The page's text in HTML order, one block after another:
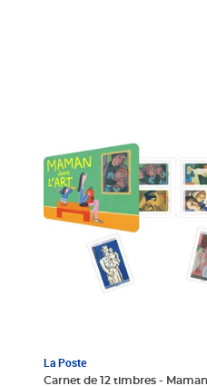
La Poste
Carnet de 12 timbres -